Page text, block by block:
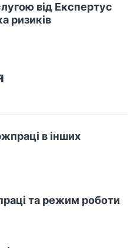
від Експертус
ризиків
в інших
та режим роботи